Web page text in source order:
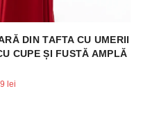
DIN TAFTA CU UMERII
CUPE ȘI FUSTĂ AMPLĂ
lei